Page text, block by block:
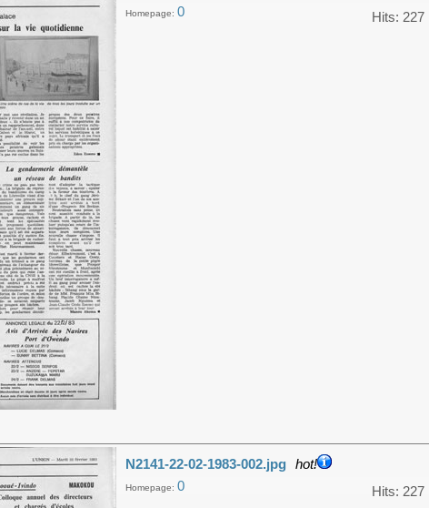
Hits: 227
Homepage: 0
N2141-22-02-1983-002.jpg hot!
Hits: 227
Homepage: 0